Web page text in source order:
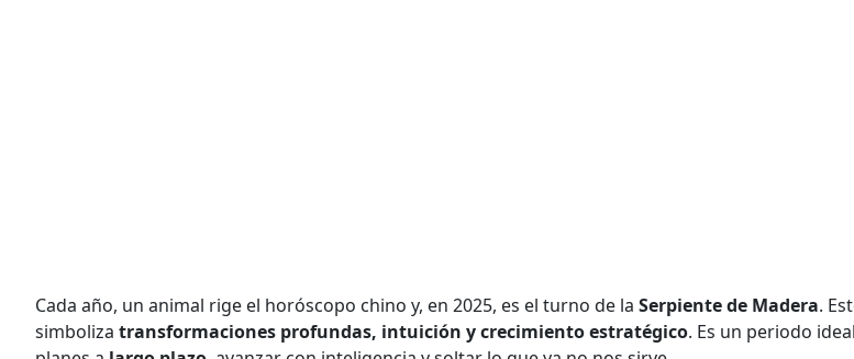
Cada año, un animal rige el horóscopo chino y, en 2025, es el turno de la Serpiente de Madera.
simboliza transformaciones profundas, intuición y crecimiento estratégico. Es un periodo